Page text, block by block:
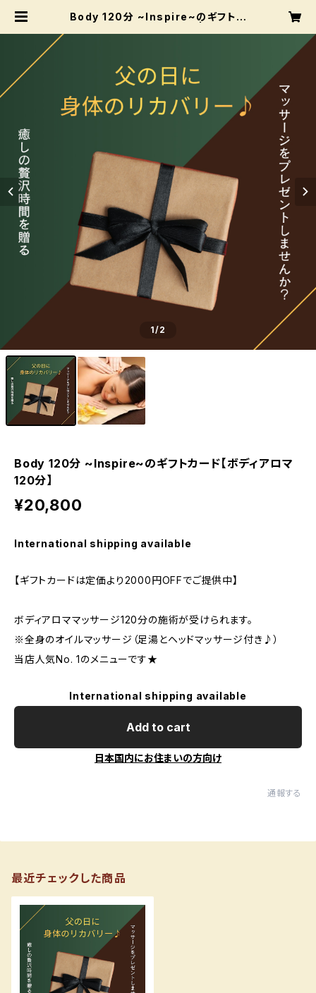
Body 120分 ~Inspire~のギフトカ
1/2
Body 120分 ~Inspire~のギフトカード【ボディアロマ
120分】
¥20,800
International shipping available
【ギフトカードは定価より2000円OFFでご提供中】
ボディアロママッサージ120分の施術が受けられます。
※全身のオイルマッサージ（足湯とヘッドマッサージ付き♪）
当店人気No. 1のメニューです★
International shipping available
Add to cart
日本国内にお住まいの方向け
通報する
最近チェックした商品